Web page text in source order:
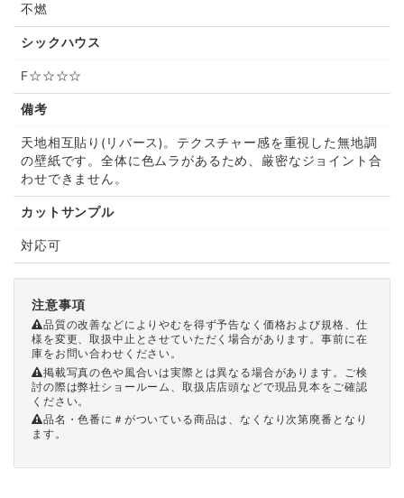
不燃
シックハウス
F☆☆☆☆
備考
天地相互貼り(リバース)。テクスチャー感を重視した無地調
の壁紙です。全体に色ムラがあるため、厳密なジョイント合
わせできません。
カットサンプル
対応可
注意事項
品質の改善などによりやむを得ず予告なく価格および規格、仕
様を変更、取扱中止とさせていただく場合があります。事前に在
庫をお問い合わせください。
掲載写真の色や風合いは実際とは異なる場合があります。ご検
討の際は弊社ショールーム、取扱店店頭などで現品見本をご確認
ください。
品名・色番に＃がついている商品は、なくなり次第廃番となり
ます。